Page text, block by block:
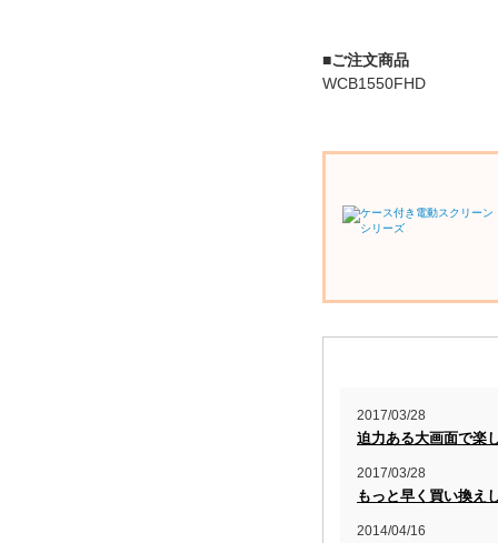
■ご注文商品
WCB1550FHD
2017/03/28
迫力ある大画面で楽
2017/03/28
もっと早く買い換え
2014/04/16